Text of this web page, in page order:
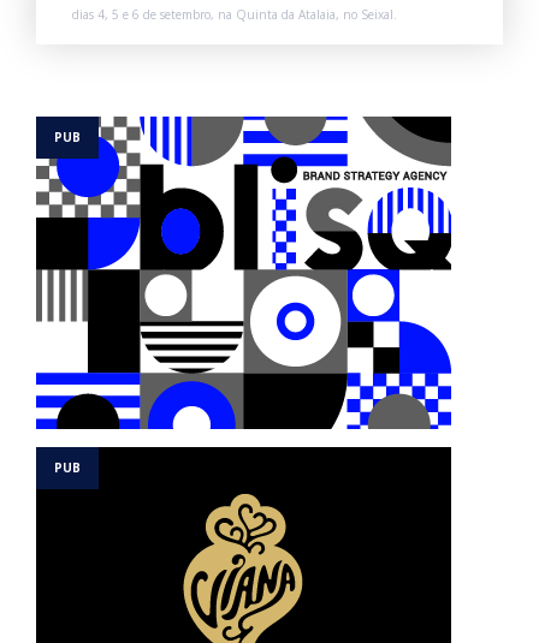
dias 4, 5 e 6 de setembro, na Quinta da Atalaia, no Seixal.